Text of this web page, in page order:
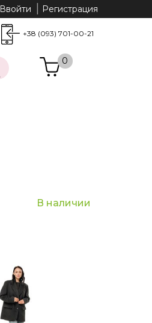
Ввойти Регистрация
+38 (093) 701-00-21
0
В наличии